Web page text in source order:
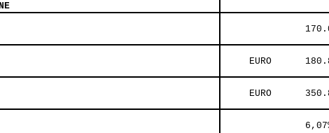
EURO
EURO